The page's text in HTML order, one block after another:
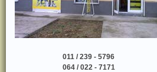
011 / 239 - 5796
064 / 022 - 7171